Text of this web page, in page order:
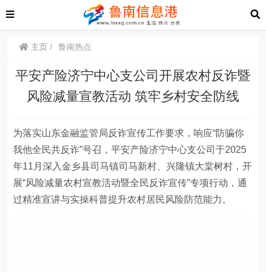
主页 鲁南热点
平安产险济宁中心支公司开展农村反诈暨
风险减量宣教活动 筑牢乡村安全防线
为落实山东金融监管局反诈宣传工作要求，响应“防骗你
我他全民共反诈”号召，平安产险济宁中心支公司于2025
年11月深入金乡县司马镇司马新村、兴隆镇大棠树村，开
展“风险减量农村宣教活动暨全民反诈宣传”专项行动，通
过精准宣讲与实操科普提升农村居民风险防范能力。